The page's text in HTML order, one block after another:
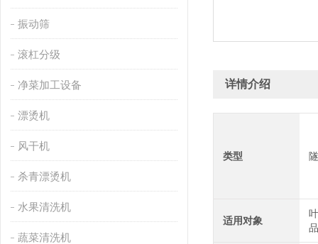
振动筛
滚杠分级
净菜加工设备
漂烫机
风干机
杀青漂烫机
水果清洗机
蔬菜清洗机
详情介绍
类型
适用对象